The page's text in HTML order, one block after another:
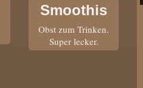
Smoothis
Obst zum Trinken.
Super lecker.